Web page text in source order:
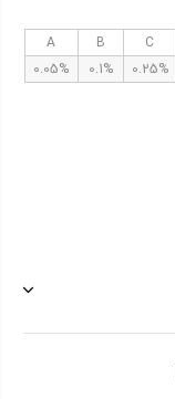
C
B
A
0.25%
0.1%
0.05%